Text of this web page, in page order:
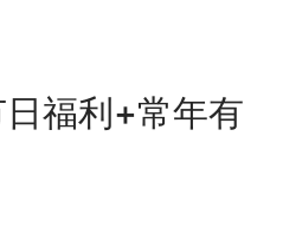
福利+常年有